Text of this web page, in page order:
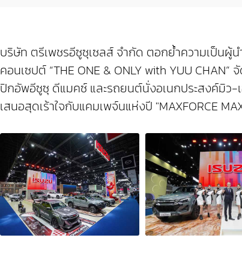
บริษัท ตรีเพชรอีซูซุเซลส์ จำกัด ตอกย้ำความเป็นผู้
คอนเซปต์ “THE ONE & ONLY with YUU
ปิกอัพอีซูซุ ดีแมคซ์ และรถยนต์นั่งอเนกประสงค์มิว
เสนอสุดเร้าใจกับแคมเพจ์นแห่งปี "MAXFORCE